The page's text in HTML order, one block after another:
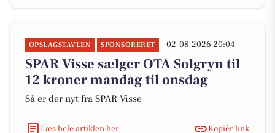
OPSLAGSTAVLEN SPONSORERET 02-08-2026 20:04
SPAR Visse sælger OTA Solgryn til
12 kroner mandag til onsdag
Så er der nyt fra SPAR Visse
Læs hele artiklen her Kopiér link